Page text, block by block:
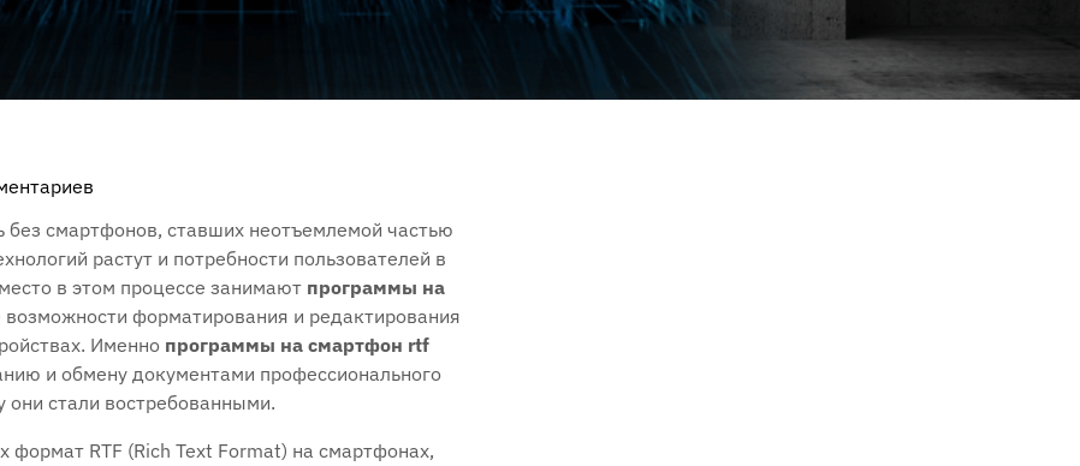
смартфонов‚ ставших неотъемлемой частью
растут и потребности пользователей в
в этом процессе занимают программы на
форматирования и редактирования
Именно программы на смартфон rtf
и обмену документами профессионального
они стали востребованными.
RTF (Rich Text Format) на смартфонах‚